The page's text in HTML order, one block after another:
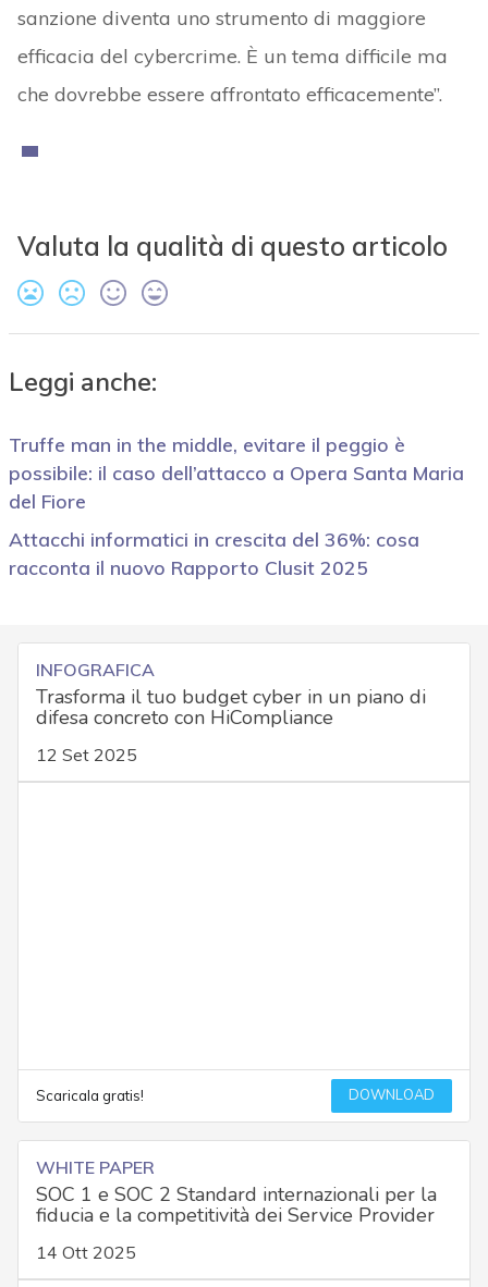
sanzione diventa uno strumento di maggiore
efficacia del cybercrime. È un tema difficile ma
che dovrebbe essere affrontato efficacemente”.
Valuta la qualità di questo articolo
Leggi anche:
Truffe man in the middle, evitare il peggio è
possibile: il caso dell’attacco a Opera Santa Maria
del Fiore
Attacchi informatici in crescita del 36%: cosa
racconta il nuovo Rapporto Clusit 2025
INFOGRAFICA
Trasforma il tuo budget cyber in un piano di
difesa concreto con HiCompliance
12 Set 2025
Scaricala gratis! DOWNLOAD
WHITE PAPER
SOC 1 e SOC 2 Standard internazionali per la
fiducia e la competitività dei Service Provider
14 Ott 2025